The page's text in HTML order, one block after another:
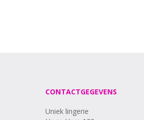
CONTACTGEGEVENS
Uniek lingerie